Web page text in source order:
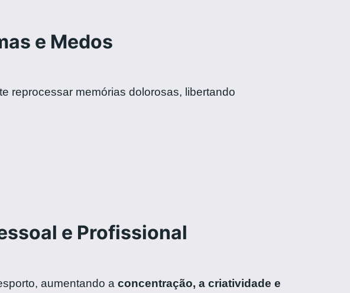
e Medos
reprocessar memórias dolorosas, libertando
e Profissional
aumentando a concentração, a criatividade e